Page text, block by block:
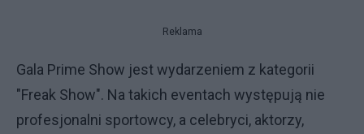
Reklama
Gala Prime Show jest wydarzeniem z kategorii
"Freak Show". Na takich eventach występują nie
profesjonalni sportowcy, a celebryci, aktorzy,